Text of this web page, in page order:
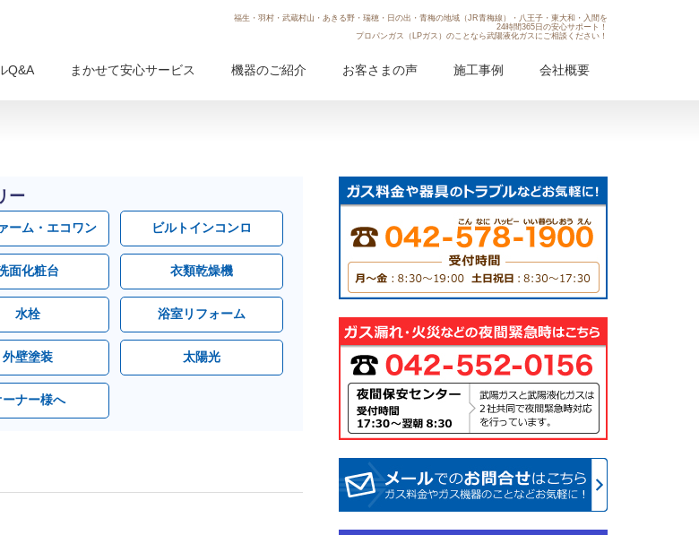
福生・羽村・武蔵村山・あきる野・瑞穂・日の出・青梅の地域（JR青梅線）・八王子・東大和・入間を
24時間365日の安心サポート！
プロパンガス（LPガス）のことなら武陽液化ガスにご相談ください！
Q&A まかせて安心サービス 機器のご紹介 お客さまの声 施工事例 会社概要
ー
ーム・エコワン ビルトインコンロ
面化粧台 衣類乾燥機
水栓 浴室リフォーム
外壁塗装 太陽光
ーナー様へ